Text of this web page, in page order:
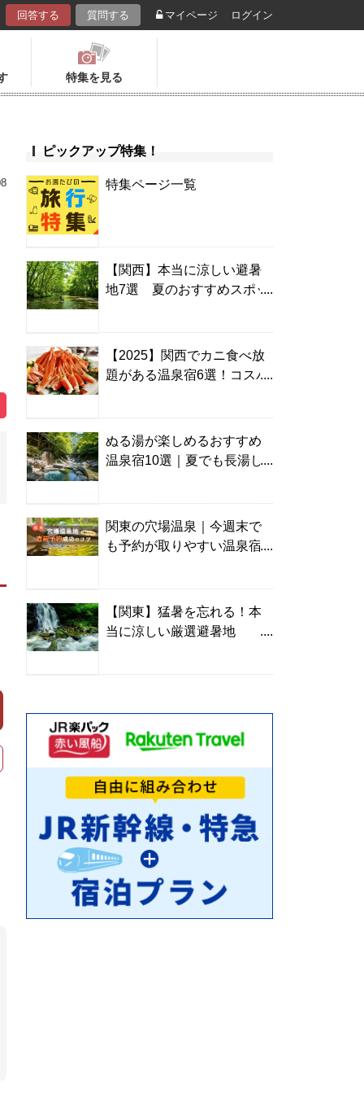
回答する 質問する マイページ ログイン
特集を見る
ピックアップ特集！
特集ページ一覧
【関西】本当に涼しい避暑
地7選 夏のおすすめスポッ
【2025】関西でカニ食べ放
題がある温泉宿6選！コスパ
ぬる湯が楽しめるおすすめ
温泉宿10選｜夏でも長湯し
関東の穴場温泉｜今週末で
も予約が取りやすい温泉宿
【関東】猛暑を忘れる！本
当に涼しい厳選避暑地